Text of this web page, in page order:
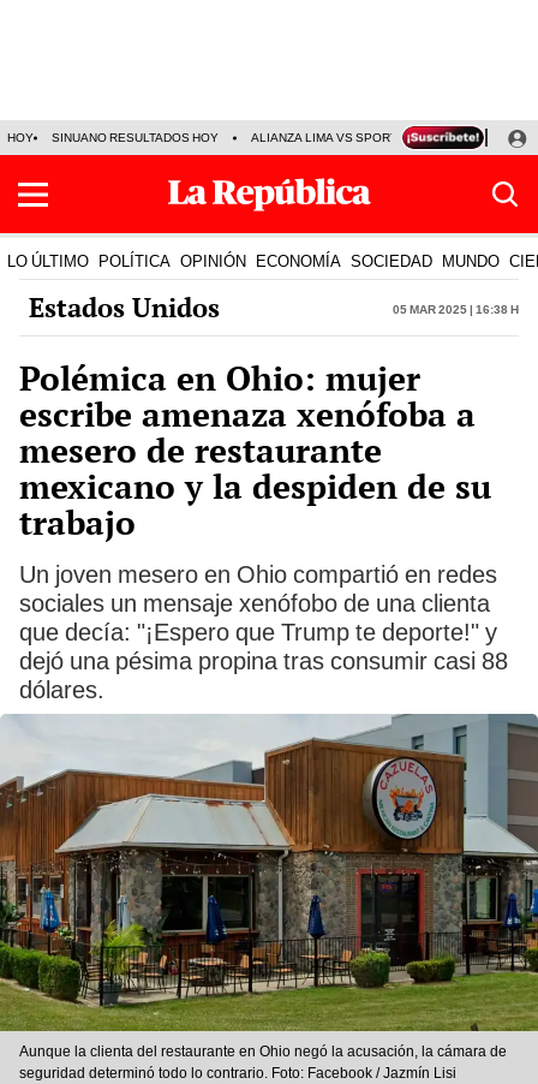
HOY SINUANO RESULTADOS HOY ALIANZA LIMA VS SPORT BOYS JORGE
LO ÚLTIMO POLÍTICA OPINIÓN ECONOMÍA SOCIEDAD MUNDO
Estados Unidos 05 Mar 2025 | 16:38 h
Polémica en Ohio: mujer
escribe amenaza xenófoba a
mesero de restaurante
mexicano y la despiden de su
trabajo
Un joven mesero en Ohio compartió en redes
sociales un mensaje xenófobo de una clienta
que decía: "¡Espero que Trump te deporte!" y
dejó una pésima propina tras consumir casi 88
dólares.
Aunque la clienta del restaurante en Ohio negó la acusación, la cámara de
seguridad determinó todo lo contrario. Foto: Facebook / Jazmín Lisi